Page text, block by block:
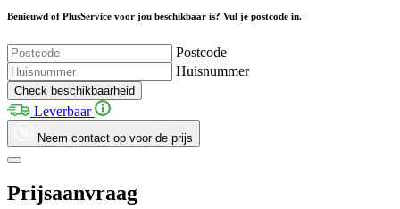
Benieuwd of PlusService voor jou beschikbaar is? Vul je postcode in.
Postcode
Huisnummer
Check beschikbaarheid
Leverbaar
Neem contact op voor de prijs
Prijsaanvraag